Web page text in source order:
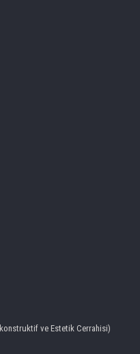
ve Estetik Cerrahisi)